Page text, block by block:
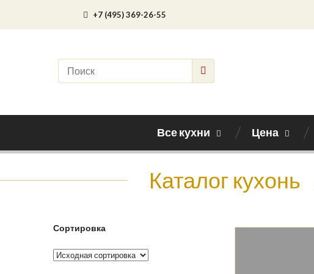
+7 (495) 369-26-55
Все кухни Цена
Каталог кухонь
Сортировка